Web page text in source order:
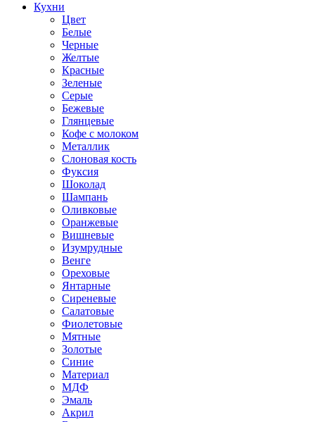
Кухни
Цвет
Белые
Черные
Желтые
Красные
Зеленые
Серые
Бежевые
Глянцевые
Кофе с молоком
Металлик
Слоновая кость
Фуксия
Шоколад
Шампань
Оливковые
Оранжевые
Вишневые
Изумрудные
Венге
Ореховые
Янтарные
Сиреневые
Салатовые
Фиолетовые
Мятные
Золотые
Синие
Материал
МДФ
Эмаль
Акрил